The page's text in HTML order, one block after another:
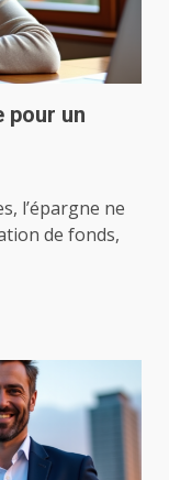
pour un
l’épargne ne
de fonds,